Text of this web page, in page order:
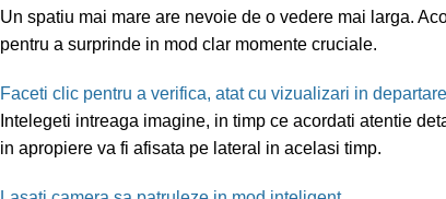
Un spatiu mai mare are nevoie de o vedere mai larga.
pentru a surprinde in mod clar momente cruciale.
Faceti clic pentru a verifica, atat cu vizualizari in
Intelegeti intreaga imagine, in timp ce acordati atentie
in apropiere va fi afisata pe lateral in acelasi timp.